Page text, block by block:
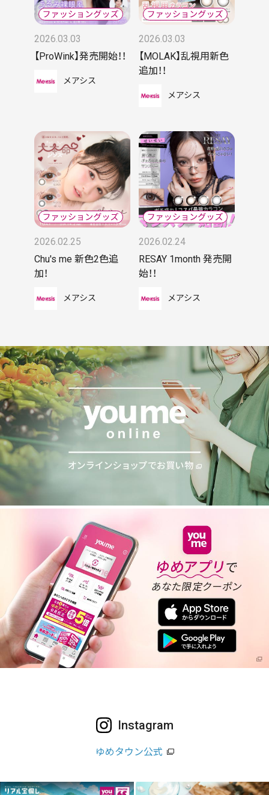
2026.03.03
【ProWink】発売開始！！
メアシス
2026.03.03
【MOLAK】乱視用新色
追加！！
メアシス
2026.02.25
Chu's me 新色2色追
加！
メアシス
2026.02.24
RESAY 1month 発売開
始！！
メアシス
Instagram
ゆめタウン公式